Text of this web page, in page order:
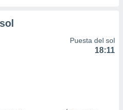
Puesta del sol
18:11